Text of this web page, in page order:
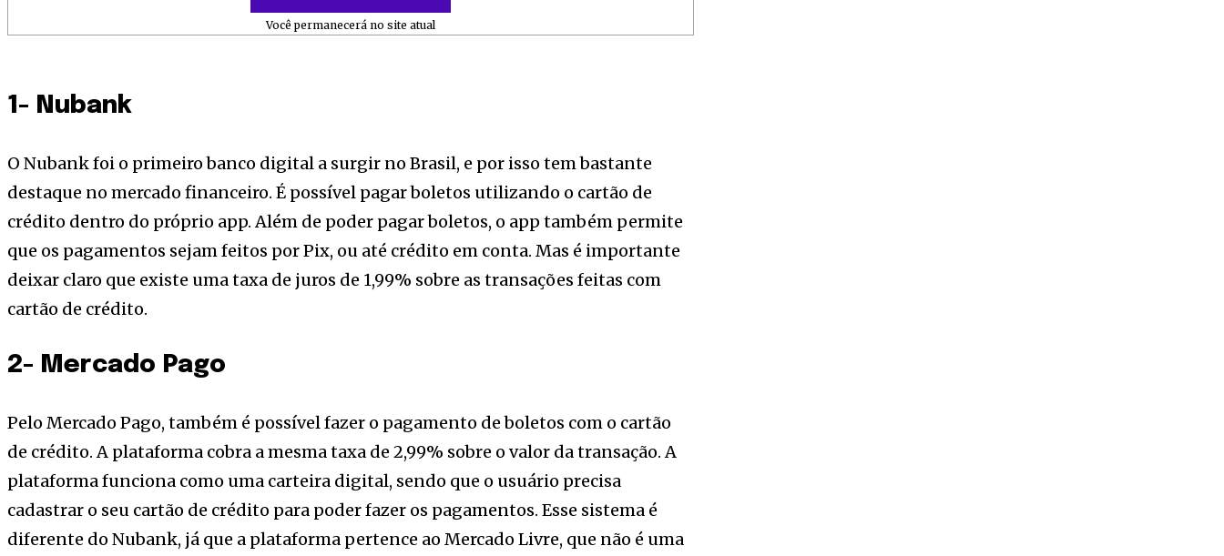
Você permanecerá no site atual
1- Nubank
O Nubank foi o primeiro banco digital a surgir no Brasil, e por isso tem bastante
destaque no mercado financeiro. É possível pagar boletos utilizando o cartão de
crédito dentro do próprio app. Além de poder pagar boletos, o app também permite
que os pagamentos sejam feitos por Pix, ou até crédito em conta. Mas é importante
deixar claro que existe uma taxa de juros de 1,99% sobre as transações feitas com
cartão de crédito.
2- Mercado Pago
Pelo Mercado Pago, também é possível fazer o pagamento de boletos com o cartão
de crédito. A plataforma cobra a mesma taxa de 2,99% sobre o valor da transação. A
plataforma funciona como uma carteira digital, sendo que o usuário precisa
cadastrar o seu cartão de crédito para poder fazer os pagamentos. Esse sistema é
diferente do Nubank, já que a plataforma pertence ao Mercado Livre, que não é uma